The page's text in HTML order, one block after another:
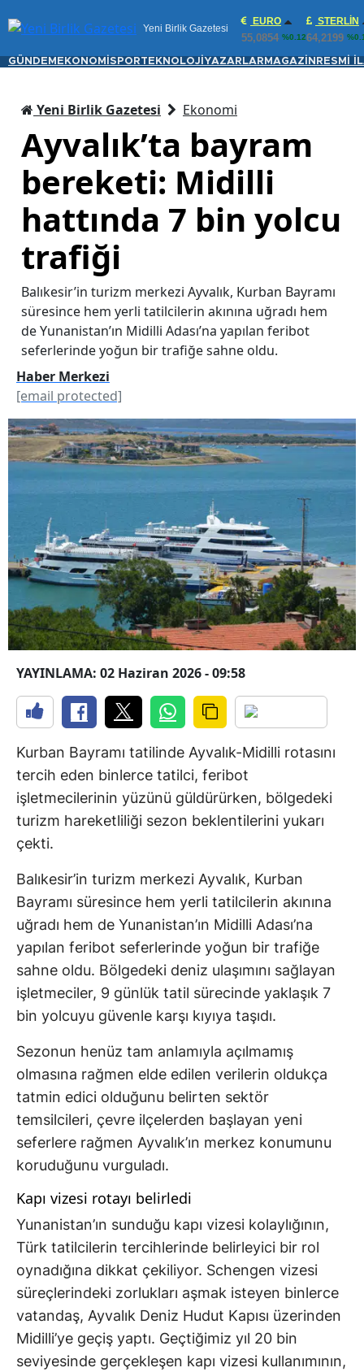
Yeni Birlik Gazetesi
EURO
55,0854 %0.12
STERLIN
64,2199
GÜNDEM EKONOMİ SPORTEKNOLOJİ YAZARLAR MAGAZİN RESMİ
Yeni Birlik Gazetesi Ekonomi
Ayvalık’ta bayram
bereketi: Midilli
hattında 7 bin yolcu
trafiği
Balıkesir’in turizm merkezi Ayvalık, Kurban Bayramı
süresince hem yerli tatilcilerin akınına uğradı hem
de Yunanistan’ın Midilli Adası’na yapılan feribot
seferlerinde yoğun bir trafiğe sahne oldu.
Haber Merkezi
[email protected]
YAYINLAMA: 02 Haziran 2026 - 09:58
Kurban Bayramı tatilinde Ayvalık-Midilli rotasını
tercih eden binlerce tatilci, feribot
işletmecilerinin yüzünü güldürürken, bölgedeki
turizm hareketliliği sezon beklentilerini yukarı
çekti.
Balıkesir’in turizm merkezi Ayvalık, Kurban
Bayramı süresince hem yerli tatilcilerin akınına
uğradı hem de Yunanistan’ın Midilli Adası’na
yapılan feribot seferlerinde yoğun bir trafiğe
sahne oldu. Bölgedeki deniz ulaşımını sağlayan
işletmeciler, 9 günlük tatil sürecinde yaklaşık 7
bin yolcuyu güvenle karşı kıyıya taşıdı.
Sezonun henüz tam anlamıyla açılmamış
olmasına rağmen elde edilen verilerin oldukça
tatmin edici olduğunu belirten sektör
temsilcileri, çevre ilçelerden başlayan yeni
seferlere rağmen Ayvalık’ın merkez konumunu
koruduğunu vurguladı.
Kapı vizesi rotayı belirledi
Yunanistan’ın sunduğu kapı vizesi kolaylığının,
Türk tatilcilerin tercihlerinde belirleyici bir rol
oynadığına dikkat çekiliyor. Schengen vizesi
süreçlerindeki zorlukları aşmak isteyen binlerce
vatandaş, Ayvalık Deniz Hudut Kapısı üzerinden
Midilli’ye geçiş yaptı. Geçtiğimiz yıl 20 bin
seviyesinde gerçekleşen kapı vizesi kullanımının,